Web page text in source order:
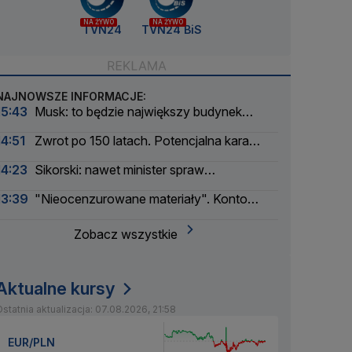
NA ŻYWO
TVN24
NA ŻYWO
TVN24 BiS
INFORMACJE:
Musk: to będzie największy budynek
Zwrot po 150 latach. Potencjalna kara
Sikorski: nawet minister spraw
"Nieocenzurowane materiały". Konto
Zobacz wszystkie
kursy
aktualizacja: 07.08.2026, 21:58
EUR/PLN